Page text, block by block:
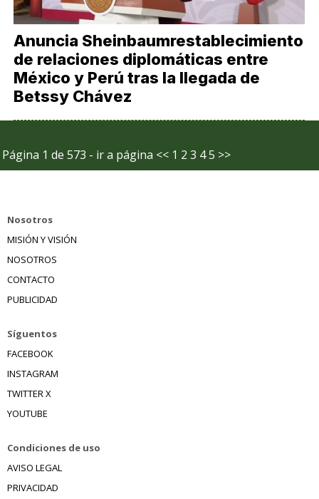
Anuncia Sheinbaumrestablecimiento
de relaciones diplomáticas entre
México y Perú tras la llegada de
Betssy Chávez
Página 1 de 573 - ir a página << 1 2 3 45 >>
Nosotros
MISIÓN Y VISIÓN
NOSOTROS
CONTACTO
PUBLICIDAD
Síguentos
FACEBOOK
INSTAGRAM
TWITTER X
YOUTUBE
Condiciones de uso
AVISO LEGAL
PRIVACIDAD